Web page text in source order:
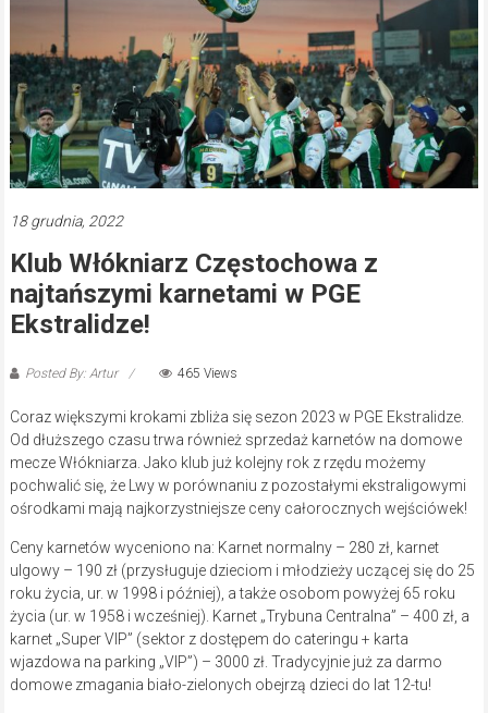
18 grudnia, 2022
Klub Włókniarz Częstochowa z
najtańszymi karnetami w PGE
Ekstralidze!
Posted By: Artur 465 Views
Coraz większymi krokami zbliża się sezon 2023 w PGE Ekstralidze.
Od dłuższego czasu trwa również sprzedaż karnetów na domowe
mecze Włókniarza. Jako klub już kolejny rok z rzędu możemy
pochwalić się, że Lwy w porównaniu z pozostałymi ekstraligowymi
ośrodkami mają najkorzystniejsze ceny całorocznych wejściówek!
Ceny karnetów wyceniono na: Karnet normalny – 280 zł, karnet
ulgowy – 190 zł (przysługuje dzieciom i młodzieży uczącej się do 25
roku życia, ur. w 1998 i później), a także osobom powyżej 65 roku
życia (ur. w 1958 i wcześniej). Karnet „Trybuna Centralna” – 400 zł, a
karnet „Super VIP” (sektor z dostępem do cateringu + karta
wjazdowa na parking „VIP”) – 3000 zł. Tradycyjnie już za darmo
domowe zmagania biało-zielonych obejrzą dzieci do lat 12-tu!